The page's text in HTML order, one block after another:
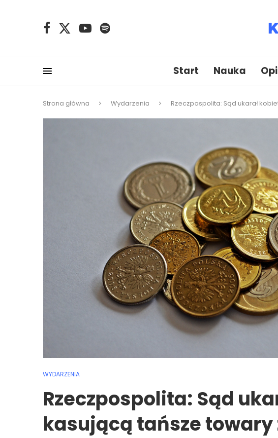
Start Nauka
Strona główna Wydarzenia Rzeczpospolita: Sąd ukarał
WYDARZENIA
Rzeczpospolita: Sąd
kasującą tańsze towary